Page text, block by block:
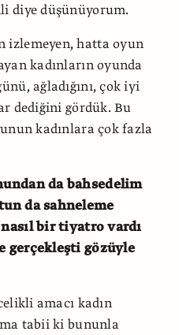
diye düşünüyorum.
izlemeyen, hatta oyun
kadınların oyunda
ağladığını, çok iyi
dediğini gördük. Bu
kadınlara çok fazla
da bahsedelim
da sahneleme
bir tiyatro vardı
gerçekleşti gözüyle
amacı kadın
tabii ki bununla